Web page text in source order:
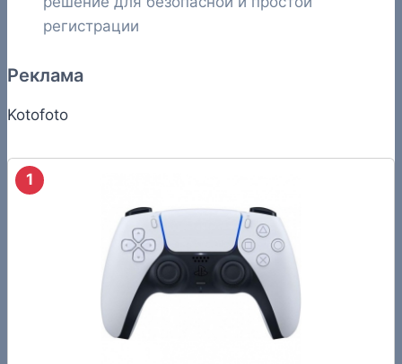
регистрации
Реклама
Kotofoto
1